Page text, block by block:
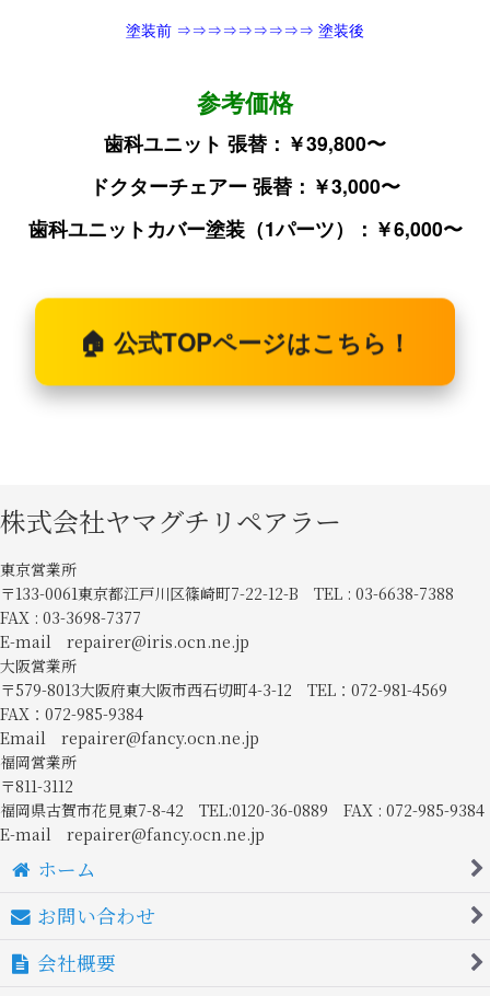
塗装前 ⇒⇒⇒⇒⇒⇒⇒⇒⇒ 塗装後
参考価格
歯科ユニット 張替：￥39,800〜
ドクターチェアー 張替：￥3,000〜
歯科ユニットカバー塗装（1パーツ）：￥6,000〜
🏠 公式TOPページはこちら！
株式会社ヤマグチリペアラー
東京営業所
〒133-0061東京都江戸川区篠崎町7-22-12-B TEL : 03-6638-7388
FAX : 03-3698-7377
E-mail repairer@iris.ocn.ne.jp
大阪営業所
〒579-8013大阪府東大阪市西石切町4-3-12 TEL：072-981-4569
FAX：072-985-9384
Email repairer@fancy.ocn.ne.jp
福岡営業所
〒811-3112
福岡県古賀市花見東7-8-42 TEL:0120-36-0889 FAX : 072-985-9384
E-mail repairer@fancy.ocn.ne.jp
ホーム
お問い合わせ
会社概要